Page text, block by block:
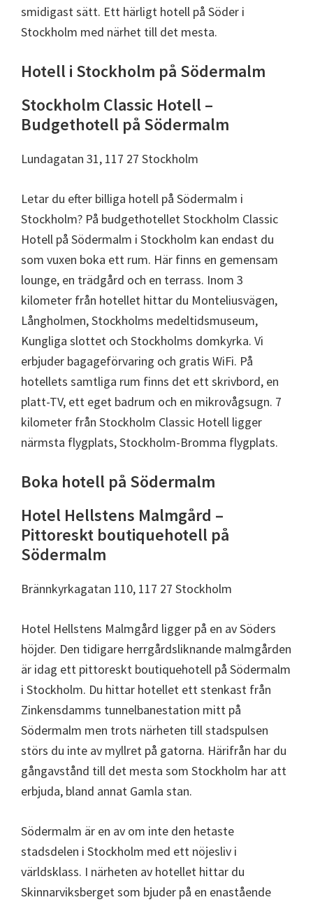
smidigast sätt. Ett härligt hotell på Söder i
Stockholm med närhet till det mesta.
Hotell i Stockholm på Södermalm
Stockholm Classic Hotell –
Budgethotell på Södermalm
Lundagatan 31, 117 27 Stockholm
Letar du efter billiga hotell på Södermalm i
Stockholm? På budgethotellet Stockholm Classic
Hotell på Södermalm i Stockholm kan endast du
som vuxen boka ett rum. Här finns en gemensam
lounge, en trädgård och en terrass. Inom 3
kilometer från hotellet hittar du Monteliusvägen,
Långholmen, Stockholms medeltidsmuseum,
Kungliga slottet och Stockholms domkyrka. Vi
erbjuder bagageförvaring och gratis WiFi. På
hotellets samtliga rum finns det ett skrivbord, en
platt-TV, ett eget badrum och en mikrovågsugn. 7
kilometer från Stockholm Classic Hotell ligger
närmsta flygplats, Stockholm-Bromma flygplats.
Boka hotell på Södermalm
Hotel Hellstens Malmgård –
Pittoreskt boutiquehotell på
Södermalm
Brännkyrkagatan 110, 117 27 Stockholm
Hotel Hellstens Malmgård ligger på en av Söders
höjder. Den tidigare herrgårdsliknande malmgården
är idag ett pittoreskt boutiquehotell på Södermalm
i Stockholm. Du hittar hotellet ett stenkast från
Zinkensdamms tunnelbanestation mitt på
Södermalm men trots närheten till stadspulsen
störs du inte av myllret på gatorna. Härifrån har du
gångavstånd till det mesta som Stockholm har att
erbjuda, bland annat Gamla stan.
Södermalm är en av om inte den hetaste
stadsdelen i Stockholm med ett nöjesliv i
världsklass. I närheten av hotellet hittar du
Skinnarviksberget som bjuder på en enastående